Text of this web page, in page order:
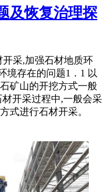
及恢复治理探
开采,加强石材地质环
境存在的问题1．1 以
矿山的开挖方式一般
开采过程中,一般会采
式进行石材开采。